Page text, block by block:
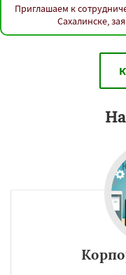
Приглашаем к
Сахалинске,